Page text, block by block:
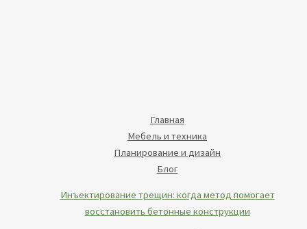
Главная
Мебель и техника
Планирование и дизайн
Блог
Инъектирование трещин: когда метод помогает
восстановить бетонные конструкции